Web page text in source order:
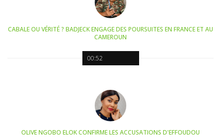
00:52
CABALE OU VÉRITÉ ? BADJECK ENGAGE DES POURSUITES EN FRANCE ET AU
CAMEROUN
OLIVE NGOBO ELOK CONFIRME LES ACCUSATIONS D'EFFOUDOU